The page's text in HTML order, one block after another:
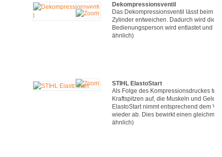
Dekompressionsventil
Das Dekompressionsventil lässt beim
Zylinder entweichen. Dadurch wird die
Bedienungsperson wird entlastet und
ähnlich)
STIHL ElastoStart
Als Folge des Kompressionsdruckes
Kraftspitzen auf, die Muskeln und
ElastoStart nimmt entsprechend dem
wieder ab. Dies bewirkt einen
ähnlich)